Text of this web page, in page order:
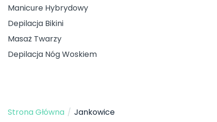
Manicure Hybrydowy
Depilacja Bikini
Masaż Twarzy
Depilacja Nóg Woskiem
Strona Główna / Jankowice